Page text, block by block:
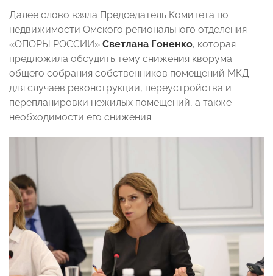
Далее слово взяла Председатель Комитета по
недвижимости Омского регионального отделения
«ОПОРЫ РОССИИ» Светлана Гоненко, которая
предложила обсудить тему снижения кворума
общего собрания собственников помещений МКД
для случаев реконструкции, переустройства и
перепланировки нежилых помещений, а также
необходимости его снижения.